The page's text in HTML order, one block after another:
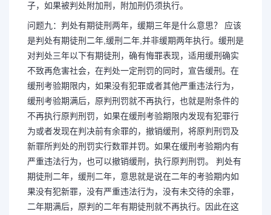
子，如果被判处附加刑，附加刑仍须执行。
问题九：判处有期徒刑两年，缓期三年是什么意思？ 应该
是判处有期徒刑二年,缓刑二年,并非缓期两年执行。缓刑是
对判处三年以下有期徒刑，确有悔罪表现，适用缓刑确实
不致再危害社会，在判处一定刑罚的同时，宣告缓刑。在
缓刑考验期限内，如果没有犯罪或者其他严重违法行为，
缓刑考验期满后，原判刑罚就不再执行，也就是附条件的
不再执行原判刑罚，如果在缓刑考验期限内发现有犯罪行
为或者发现在判决前有余罪的，撤销缓刑，将原判刑罚及
新罪所判处的刑罚实行数罪并罚。如果在缓刑考验期内有
严重违法行为，也可以撤销缓刑，执行原判刑罚。 判处有
期徒刑二年，缓刑二年，意思就是说在二年的考验期内如
果没有犯新罪，没有严重违法行为，没有未交待的余罪，
二年期满后，原判的二年有期徒刑就不再执行。因此在这